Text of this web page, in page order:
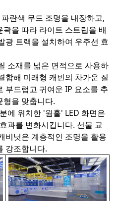
란색 무드 조명을 내장하고,
을 따라 라이트 스트립을 배
광 트랙을 설치하여 우주선 효
소재를 넓은 면적으로 사용하
합해 미래형 캐빈의 차가운 질
부드럽고 귀여운 IP 요소를 추
형을 맞춥니다.
에 위치한 '웜홀' LED 화면은
과를 변화시킵니다. 선물 교
비닛은 계층적인 조명을 활용
강조합니다.